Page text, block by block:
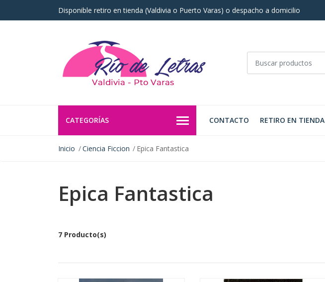
Disponible retiro en tienda (Valdivia o Puerto Varas) o despacho a domicilio
CATEGORÍAS CONTACTO RETIRO EN TIENDA
Inicio Ciencia Ficcion Epica Fantastica
Epica Fantastica
7 Producto(s)